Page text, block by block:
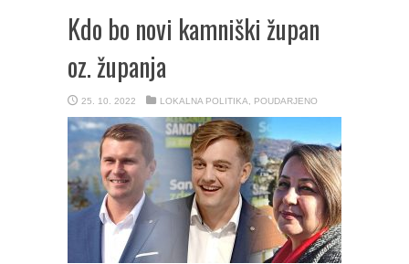
Kdo bo novi kamniški župan
oz. županja
25. 10. 2022 LOKALNA POLITIKA POUDARJENO